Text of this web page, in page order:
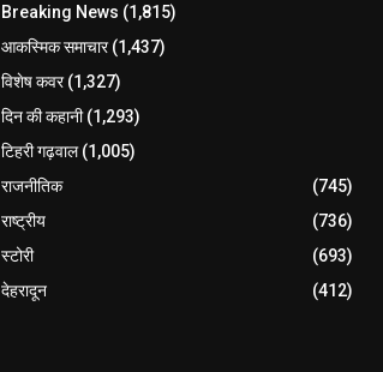
Breaking News (1,815)
आकस्मिक समाचार(1,437)
विशेष कवर(1,327)
दिन की कहानी(1,293)
टिहरी गढ़वाल(1,005)
राजनीतिक
(745)
राष्ट्रीय
(736)
स्टोरी
(693)
देहरादून
(412)